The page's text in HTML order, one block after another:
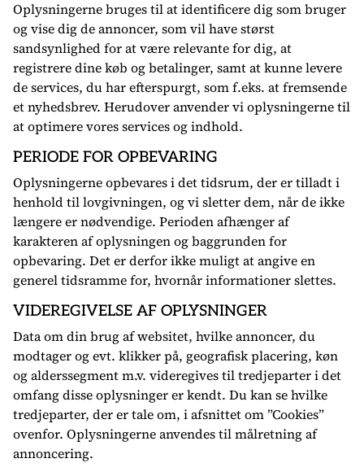
Oplysningerne bruges til at identificere dig som bruger
og vise dig de annoncer, som vil have størst
sandsynlighed for at være relevante for dig, at
registrere dine køb og betalinger, samt at kunne levere
de services, du har efterspurgt, som f.eks. at fremsende
et nyhedsbrev. Herudover anvender vi oplysningerne til
at optimere vores services og indhold.
PERIODE FOR OPBEVARING
Oplysningerne opbevares i det tidsrum, der er tilladt i
henhold til lovgivningen, og vi sletter dem, når de ikke
længere er nødvendige. Perioden afhænger af
karakteren af oplysningen og baggrunden for
opbevaring. Det er derfor ikke muligt at angive en
generel tidsramme for, hvornår informationer slettes.
VIDEREGIVELSE AF OPLYSNINGER
Data om din brug af websitet, hvilke annoncer, du
modtager og evt. klikker på, geografisk placering, køn
og alderssegment m.v. videregives til tredjeparter i det
omfang disse oplysninger er kendt. Du kan se hvilke
tredjeparter, der er tale om, i afsnittet om ”Cookies”
ovenfor. Oplysningerne anvendes til målretning af
annoncering.